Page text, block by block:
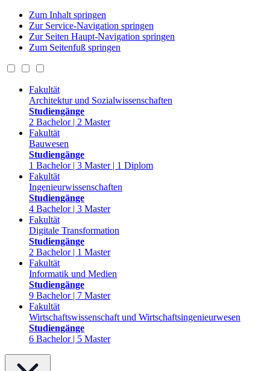
Zum Inhalt springen
Zur Service-Navigation springen
Zur Seiten Haupt-Navigation springen
Zum Seitenfuß springen
Fakultät
Architektur und Sozialwissenschaften
Studiengänge
2 Bachelor | 2 Master
Fakultät
Bauwesen
Studiengänge
1 Bachelor | 3 Master | 1 Diplom
Fakultät
Ingenieurwissenschaften
Studiengänge
4 Bachelor | 3 Master
Fakultät
Digitale Transformation
Studiengänge
2 Bachelor | 1 Master
Fakultät
Informatik und Medien
Studiengänge
9 Bachelor | 7 Master
Fakultät
Wirtschaftswissenschaft und Wirtschaftsingenieurwesen
Studiengänge
6 Bachelor | 5 Master